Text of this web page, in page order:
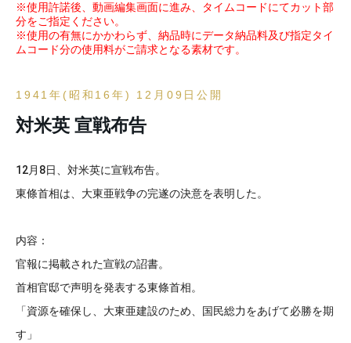
※使用許諾後、動画編集画面に進み、タイムコードにてカット部
分をご指定ください。
※使用の有無にかかわらず、納品時にデータ納品料及び指定タイ
ムコード分の使用料がご請求となる素材です。
1941年(昭和16年) 12月09日公開
対米英 宣戦布告
12月8日、対米英に宣戦布告。
東條首相は、大東亜戦争の完遂の決意を表明した。
内容：
官報に掲載された宣戦の詔書。
首相官邸で声明を発表する東條首相。
「資源を確保し、大東亜建設のため、国民総力をあげて必勝を期
す」